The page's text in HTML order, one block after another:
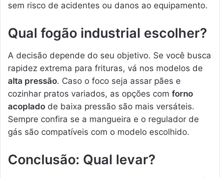
sem risco de acidentes ou danos ao equipamento.
Qual fogão industrial escolher?
A decisão depende do seu objetivo. Se você busca
rapidez extrema para frituras, vá nos modelos de
alta pressão. Caso o foco seja assar pães e
cozinhar pratos variados, as opções com forno
acoplado de baixa pressão são mais versáteis.
Sempre confira se a mangueira e o regulador de
gás são compatíveis com o modelo escolhido.
Conclusão: Qual levar?